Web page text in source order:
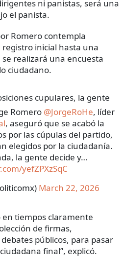
ni panistas, será una
el panista.
Romero contempla
inicial hasta una
realizará una encuesta
ciudadano.
cupulares, la gente
Romero @JorgeRoHe, líder
, aseguró que se acabó la
por las cúpulas del partido,
elegidos por la ciudadanía.
la gente decide y…
yefZPXzSqC
March 22, 2026
en tiempos claramente
de firmas,
públicos, para pasar
final”, explicó.